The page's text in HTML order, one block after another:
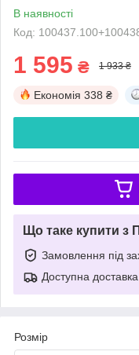
В наявності
Код:
1 595 ₴ 1 933 ₴
Економія 338 ₴
Що таке купити з
Замовлення під
Доступна доставка
Розмір